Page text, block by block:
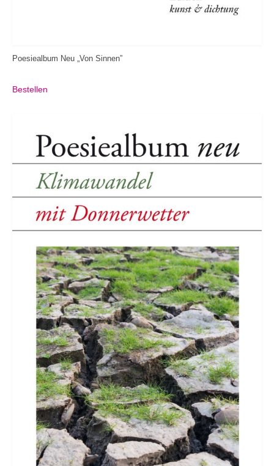
Poesiealbum Neu „Von Sinnen”
Bestellen